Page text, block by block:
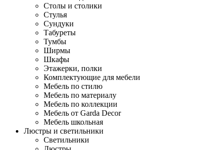
Столы и столики
Стулья
Сундуки
Табуреты
Тумбы
Ширмы
Шкафы
Этажерки, полки
Комплектующие для мебели
Мебель по стилю
Мебель по материалу
Мебель по коллекции
Мебель от Garda Decor
Мебель школьная
Люстры и светильники
Светильники